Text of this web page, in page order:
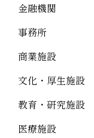
金融機関
事務所
商業施設
文化・厚生施設
教育・研究施設
医療施設